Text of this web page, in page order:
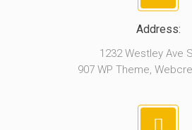
Address:
1232 Westley Ave
907 WP Theme,